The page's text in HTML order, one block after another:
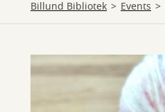
Billund Bibliotek Events